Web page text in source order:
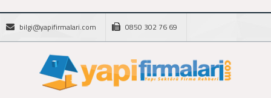
bilgi@yapifirmalari.com 0850 302 76 69